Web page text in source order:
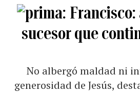
sucesor que
No albergó maldad ni
generosidad de Jesús,